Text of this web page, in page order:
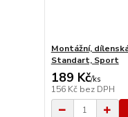
Montážní,
Standart, Sport
189 Kč/ks
156 Kč bez DPH